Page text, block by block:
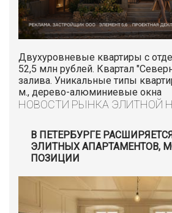
Двухуровневые квартиры с
52,5 млн рублей. Квартал
залива. Уникальные типы
м., дерево-алюминиевые окна
НОВОСТИ РЫНКА ЭЛИТНОЙ
В ПЕТЕРБУРГЕ
ЭЛИТНЫХ АПАРТАМЕНТОВ,
ПОЗИЦИИ